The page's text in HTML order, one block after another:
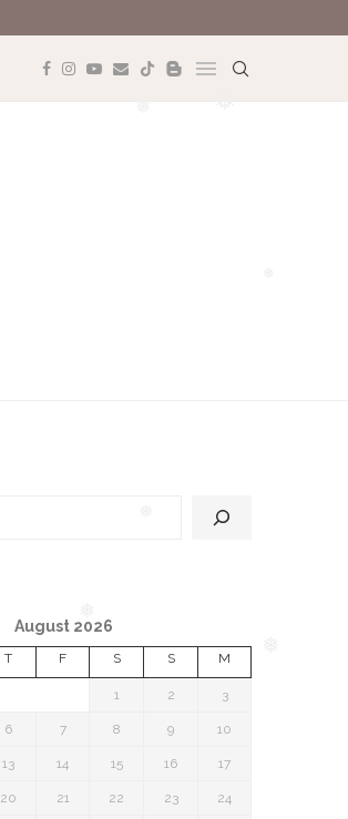
❅
August 2026
T F S S M
1 2 3
6 7 8 9 10
13 14 15 16 17
20 21 22 23 24